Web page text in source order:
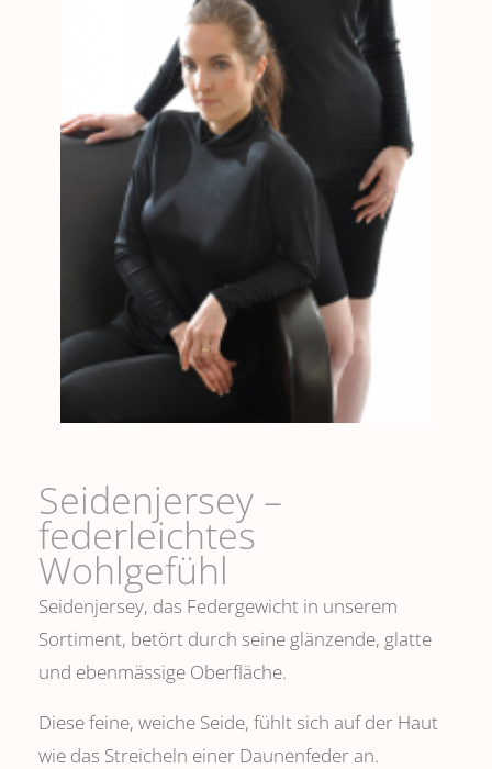
Seidenjersey –
federleichtes
Wohlgefühl
Seidenjersey, das Federgewicht in unserem
Sortiment, betört durch seine glänzende, glatte
und ebenmässige Oberfläche.
Diese feine, weiche Seide, fühlt sich auf der Haut
wie das Streicheln einer Daunenfeder an.